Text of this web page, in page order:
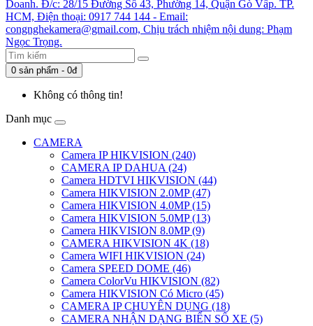
0 sản phẩm - 0đ
Không có thông tin!
Danh mục
CAMERA
Camera IP HIKVISION (240)
CAMERA IP DAHUA (24)
Camera HDTVI HIKVISION (44)
Camera HIKVISION 2.0MP (47)
Camera HIKVISION 4.0MP (15)
Camera HIKVISION 5.0MP (13)
Camera HIKVISION 8.0MP (9)
CAMERA HIKVISION 4K (18)
Camera WIFI HIKVISION (24)
Camera SPEED DOME (46)
Camera ColorVu HIKVISION (82)
Camera HIKVISION Có Micro (45)
CAMERA IP CHUYÊN DỤNG (18)
CAMERA NHẬN DẠNG BIỂN SỐ XE (5)